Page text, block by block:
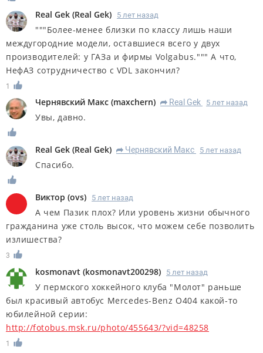
Real Gek (Real Gek) 5 лет назад
"""Более-менее близки по классу лишь наши
междугородние модели, оставшиеся всего у двух
производителей: у ГАЗа и фирмы Volgabus.""" А что,
НефАЗ сотрудничество с VDL закончил?
1
Чернявский Макс (maxchern) R Real Gek 5 лет назад
Увы, давно.
Real Gek (Real Gek) R Чернявский Макс 5 лет назад
Спасибо.
Виктор (ovs) 5 лет назад
А чем Пазик плох? Или уровень жизни обычного
гражданина уже столь высок, что можем себе позволить
излишества?
3
kosmonavt (kosmonavt200298) 5 лет назад
У пермского хоккейного клуба "Молот" раньше
был красивый автобус Mercedes-Benz O404 какой-то
юбилейной серии:
http://fotobus.msk.ru/photo/455643/?vid=48258
1